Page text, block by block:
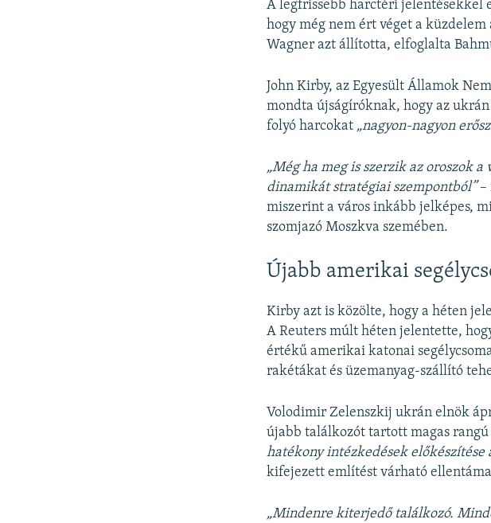
A legfrissebb harctéri jelentésekkel
hogy még nem ért véget a
Wagner azt állította, elfoglalta
John Kirby, az Egyesült Államok
mondta újságíróknak, hogy az
folyó harcokat „nagyon-nagyon
„Még ha meg is szerzik az oroszok
dinamikát stratégiai szempontból”–
miszerint a város inkább jelképes,
szomjazó Moszkva szemében.
Újabb amerikai
Kirby azt is közölte, hogy a héten
A Reuters múlt héten jelentette,
értékű amerikai katonai
rakétákat és üzemanyag-szállító
Volodimir Zelenszkij ukrán elnök
újabb találkozót tartott magas
hatékony intézkedések
kifejezett említést várható
„Mindenre kiterjedő találkozó.